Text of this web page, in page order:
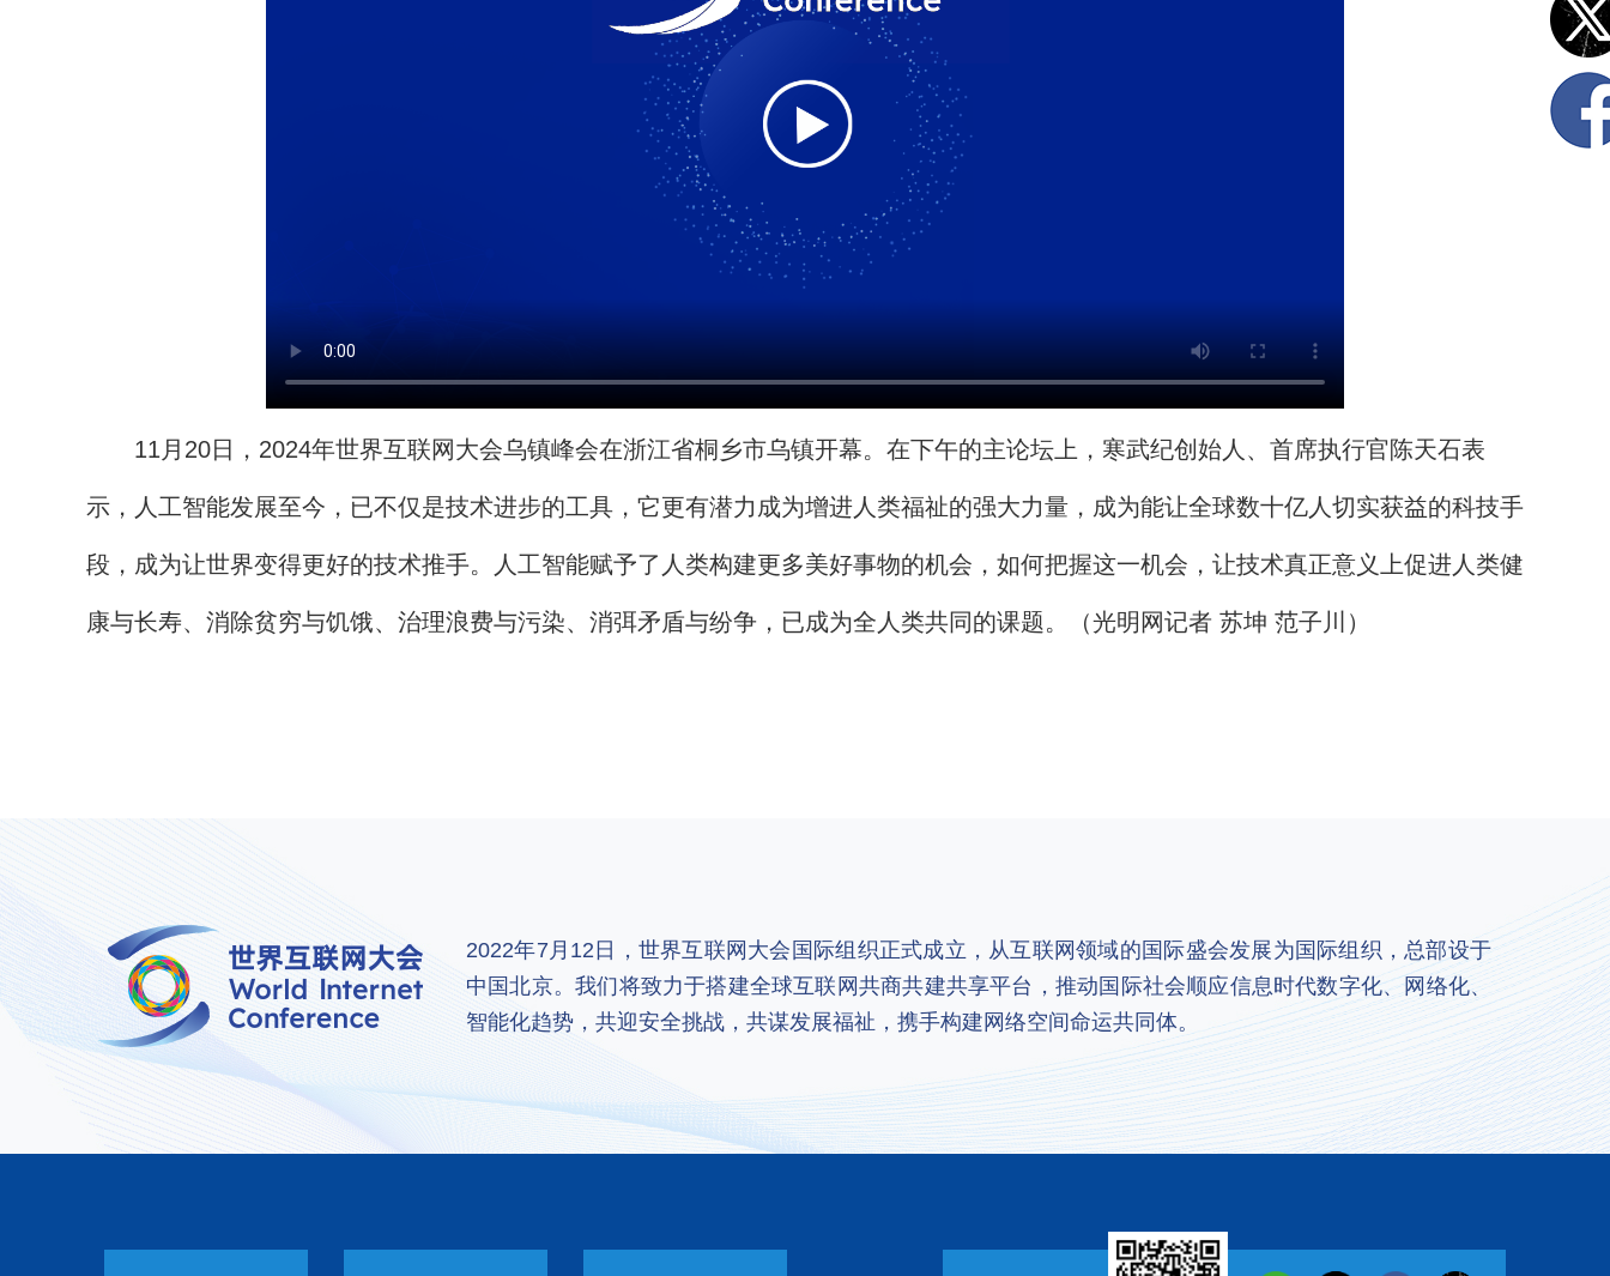
11月20日，2024年世界互联网大会乌镇峰会在浙江省桐乡市乌镇开幕。在下午的主论坛上，寒武纪创始人、首席执行官陈天石表
示，人工智能发展至今，已不仅是技术进步的工具，它更有潜力成为增进人类福祉的强大力量，成为能让全球数十亿人切实获益的科技手
段，成为让世界变得更好的技术推手。人工智能赋予了人类构建更多美好事物的机会，如何把握这一机会，让技术真正意义上促进人类健
康与长寿、消除贫穷与饥饿、治理浪费与污染、消弭矛盾与纷争，已成为全人类共同的课题。（光明网记者 苏坤 范子川）
2022年7月12日，世界互联网大会国际组织正式成立，从互联网领域的国际盛会发展为国际组织，总部设于
中国北京。我们将致力于搭建全球互联网共商共建共享平台，推动国际社会顺应信息时代数字化、网络化、
智能化趋势，共迎安全挑战，共谋发展福祉，携手构建网络空间命运共同体。